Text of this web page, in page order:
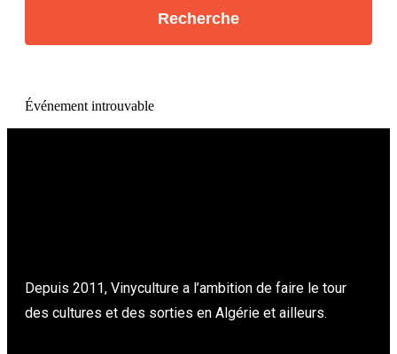
Événement introuvable
Depuis 2011, Vinyculture a l’ambition de faire le tour
des cultures et des sorties en Algérie et ailleurs.